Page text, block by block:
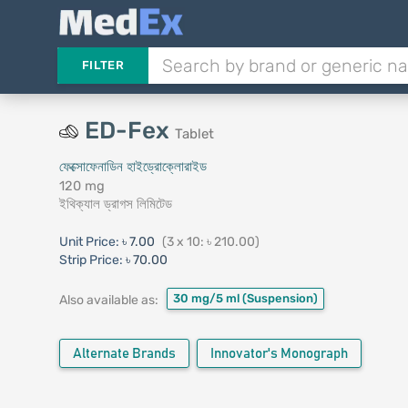
FILTER
ED-Fex Tablet
ফেক্সোফেনাডিন হাইড্রোক্লোরাইড
120 mg
ইথিক্যাল ড্রাগস লিমিটেড
Unit Price: ৳ 7.00 (3 x 10: ৳ 210.00)
Strip Price: ৳ 70.00
Also available as: 30 mg/5 ml (Suspension)
Alternate Brands Innovator's Monograph